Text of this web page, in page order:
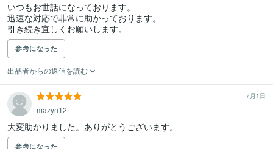
いつもお世話になっております。
迅速な対応で非常に助かっております。
引き続き宜しくお願いします。
参考になった
出品者からの返信を読む
7月1日
mazyn12
大変助かりました。ありがとうございます。
参考になった